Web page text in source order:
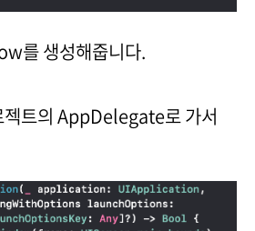
를 생성해줍니다.
젝트의 AppDelegate로 가서